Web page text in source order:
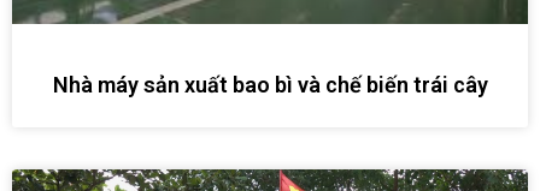
Nhà máy sản xuất bao bì và chế biến trái cây